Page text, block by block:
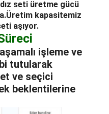
seti üretme gücü
Üretim kapasitemiz
aşıyor.
işleme ve
tutularak
ve seçici
beklentilerine